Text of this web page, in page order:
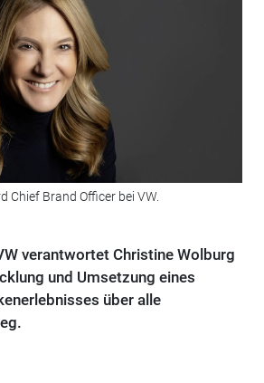
Chief Brand Officer bei VW.
verantwortet Christine Wolburg
und Umsetzung eines
über alle